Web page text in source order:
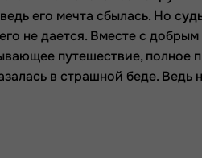
его мечта сбылась. Но
не дается. Вместе с
путешествие, полное
в страшной беде. Ведь